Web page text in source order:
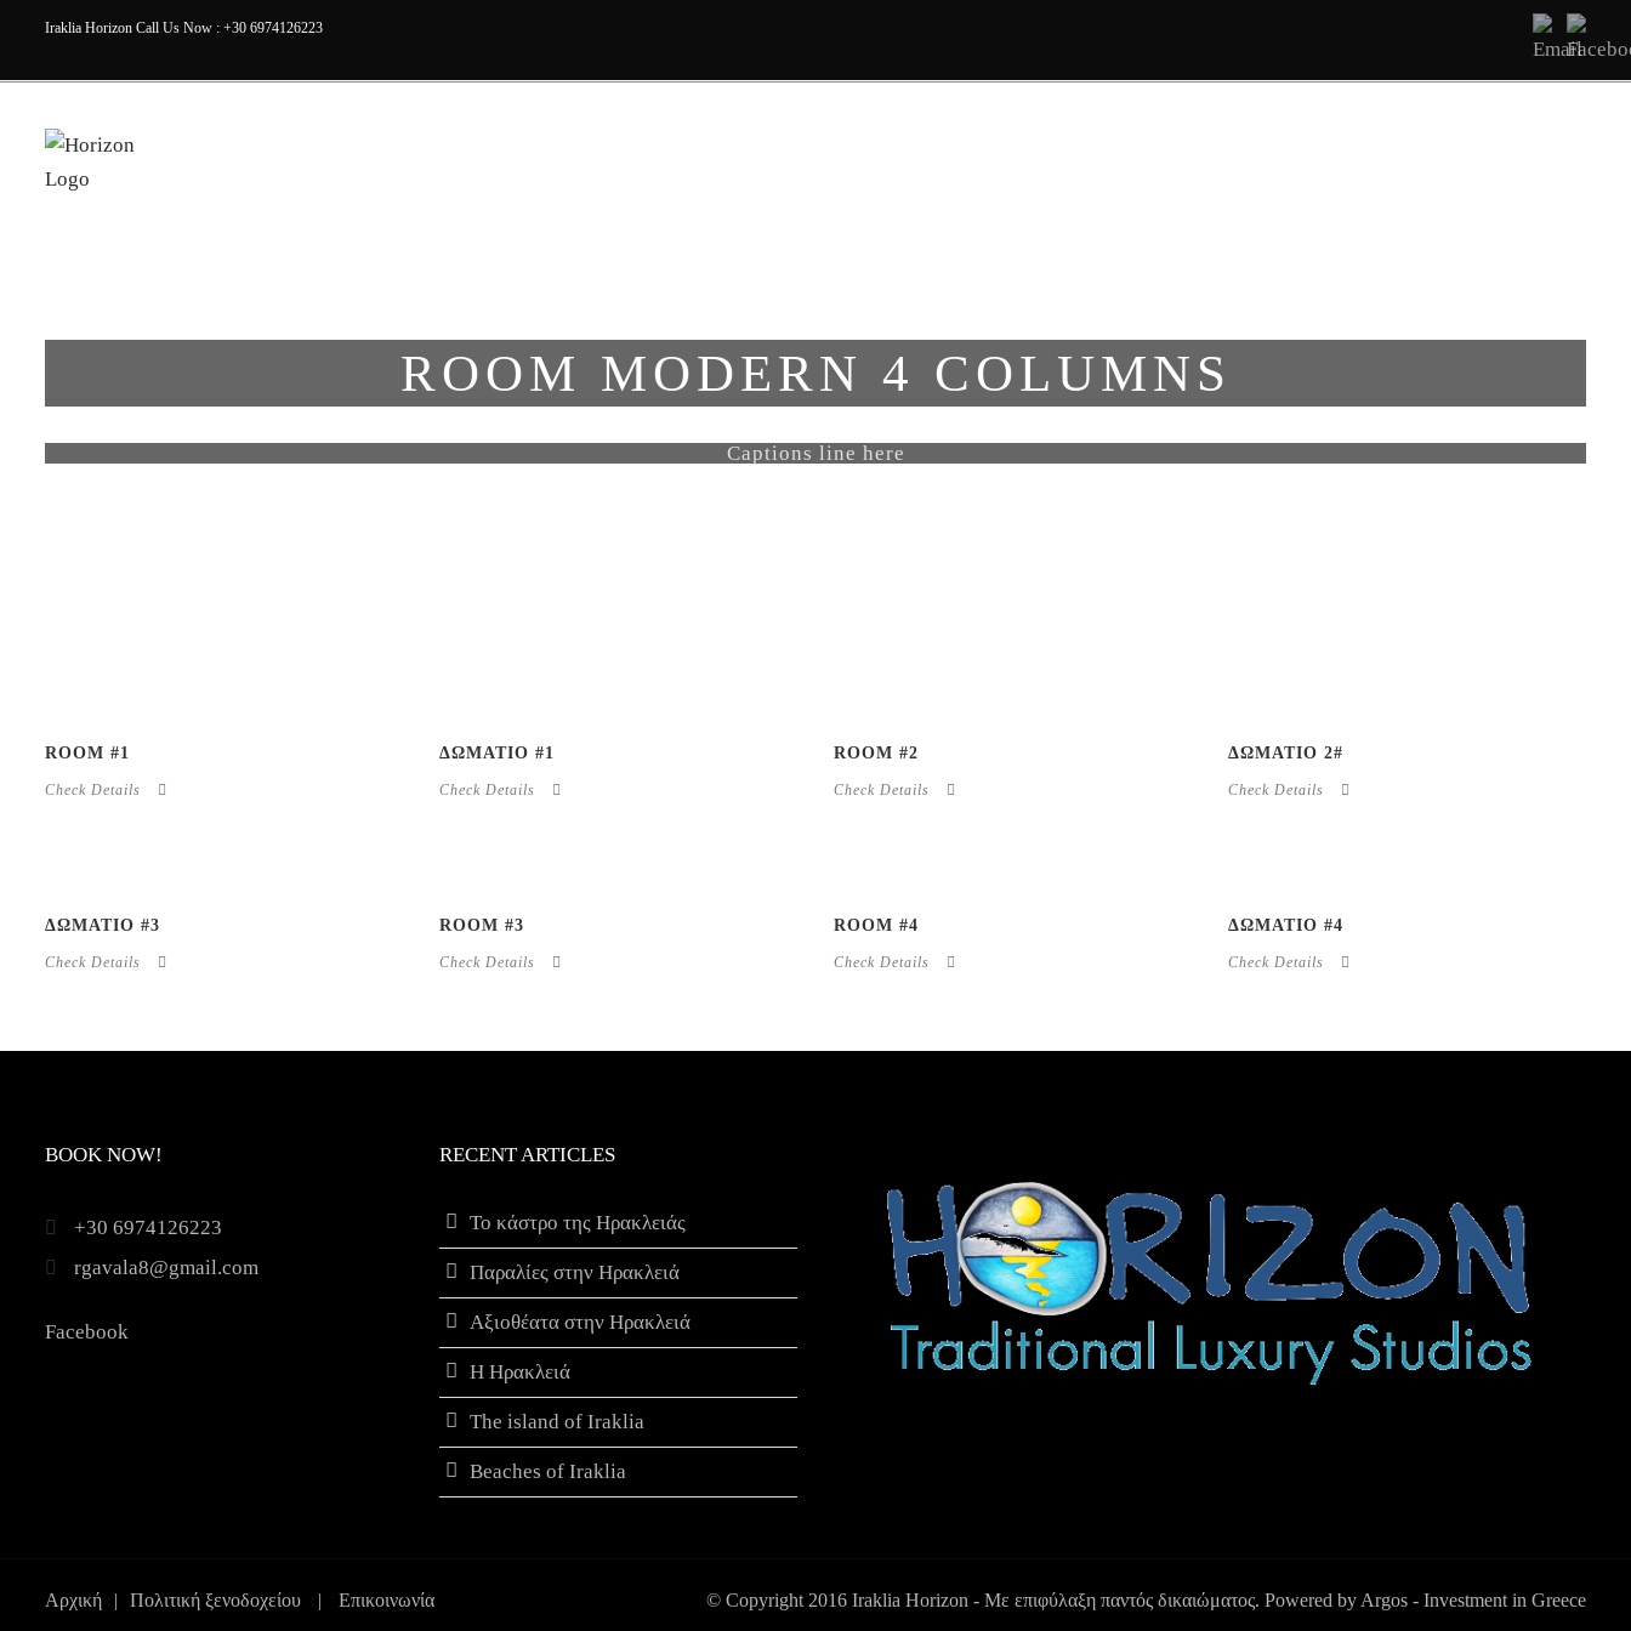
Iraklia Horizon Call Us Now : +30 6974126223
ROOM MODERN 4 COLUMNS
Captions line here
ROOM #1
Check Details
ΔΩΜΑΤΙΟ #1
Check Details
ROOM #2
Check Details
ΔΩΜΑΤΙΟ 2#
Check Details
ΔΩΜΑΤΙΟ #3
Check Details
ROOM #3
Check Details
ROOM #4
Check Details
ΔΩΜΑΤΙΟ #4
Check Details
BOOK NOW!
+30 6974126223
rgavala8@gmail.com
Facebook
RECENT ARTICLES
Το κάστρο της Ηρακλειάς
Παραλίες στην Ηρακλειά
Αξιοθέατα στην Ηρακλειά
Η Ηρακλειά
The island of Iraklia
Beaches of Iraklia
Αρχική | Πολιτική ξενοδοχείου | Επικοινωνία © Copyright 2016 Iraklia Horizon - Με επιφύλαξη παντός δικαιώματος. Powered by Argos - Investment in Greece